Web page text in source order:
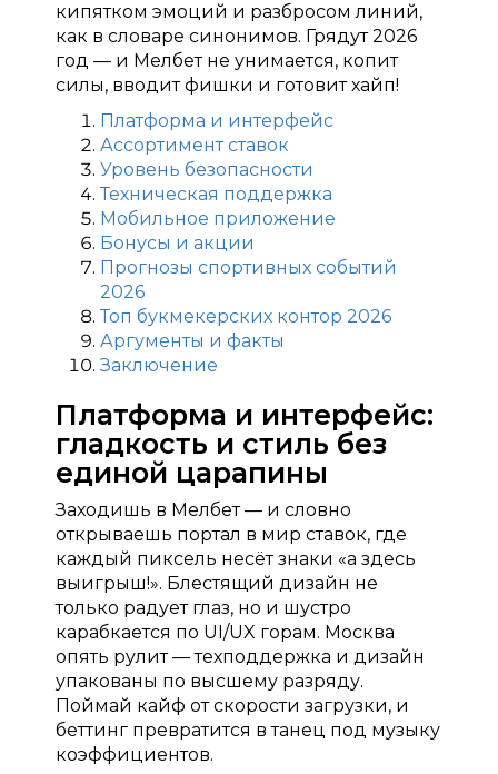
кипятком эмоций и разбросом линий,
как в словаре синонимов. Грядут 2026
год — и Мелбет не унимается, копит
силы, вводит фишки и готовит хайп!
Платформа и интерфейс
Ассортимент ставок
Уровень безопасности
Техническая поддержка
Мобильное приложение
Бонусы и акции
Прогнозы спортивных событий
2026
Топ букмекерских контор 2026
Аргументы и факты
Заключение
Платформа и интерфейс:
гладкость и стиль без
единой царапины
Заходишь в Мелбет — и словно
открываешь портал в мир ставок, где
каждый пиксель несёт знаки «а здесь
выигрыш!». Блестящий дизайн не
только радует глаз, но и шустро
карабкается по UI/UX горам. Москва
опять рулит — техподдержка и дизайн
упакованы по высшему разряду.
Поймай кайф от скорости загрузки, и
беттинг превратится в танец под музыку
коэффициентов.